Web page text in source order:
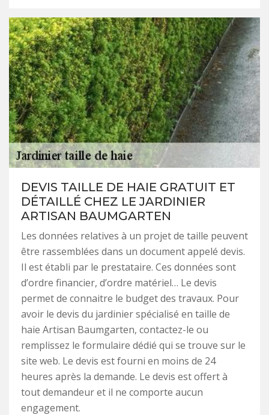
DEVIS TAILLE DE HAIE GRATUIT ET
DÉTAILLÉ CHEZ LE JARDINIER
ARTISAN BAUMGARTEN
Les données relatives à un projet de taille peuvent
être rassemblées dans un document appelé devis.
Il est établi par le prestataire. Ces données sont
d’ordre financier, d’ordre matériel… Le devis
permet de connaitre le budget des travaux. Pour
avoir le devis du jardinier spécialisé en taille de
haie Artisan Baumgarten, contactez-le ou
remplissez le formulaire dédié qui se trouve sur le
site web. Le devis est fourni en moins de 24
heures après la demande. Le devis est offert à
tout demandeur et il ne comporte aucun
engagement.